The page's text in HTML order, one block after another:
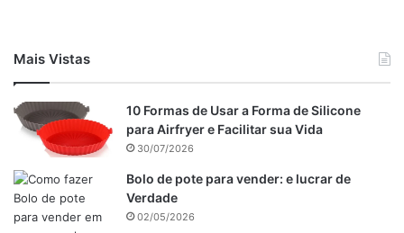
Mais Vistas
10 Formas de Usar a Forma de Silicone
para Airfryer e Facilitar sua Vida
30/07/2026
Bolo de pote para vender: e lucrar de
Verdade
02/05/2026